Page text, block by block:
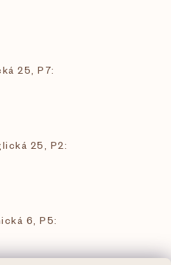
25, P7:
25, P2:
6, P5: